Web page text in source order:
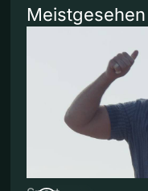
Meistgesehen